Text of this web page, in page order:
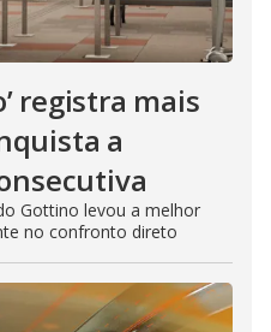
registra mais
a
Gottino levou a melhor
no confronto direto